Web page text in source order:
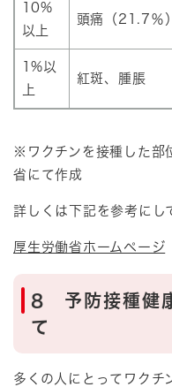
10%
以上
頭痛（21.7％
1%以
上
紅斑、腫脹
※ワクチンを接種した
省にて作成
詳しくは下記を参考にし
厚生労働省ホームページ
8 予防接種健
て
多くの人にとってワクチ